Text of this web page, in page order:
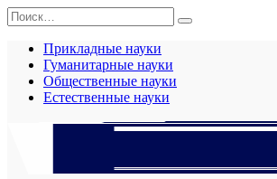
Перейти
к
содержанию
Search
for:
Прикладные науки
Гуманитарные науки
Общественные науки
Естественные науки